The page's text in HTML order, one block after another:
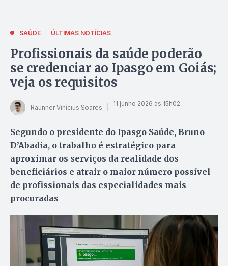
SAÚDE ÚLTIMAS NOTÍCIAS
Profissionais da saúde poderão
se credenciar ao Ipasgo em Goiás;
veja os requisitos
Raunner Vinícius Soares 11 junho 2026 às 15h02
Segundo o presidente do Ipasgo Saúde, Bruno
D’Abadia, o trabalho é estratégico para
aproximar os serviços da realidade dos
beneficiários e atrair o maior número possível
de profissionais das especialidades mais
procuradas